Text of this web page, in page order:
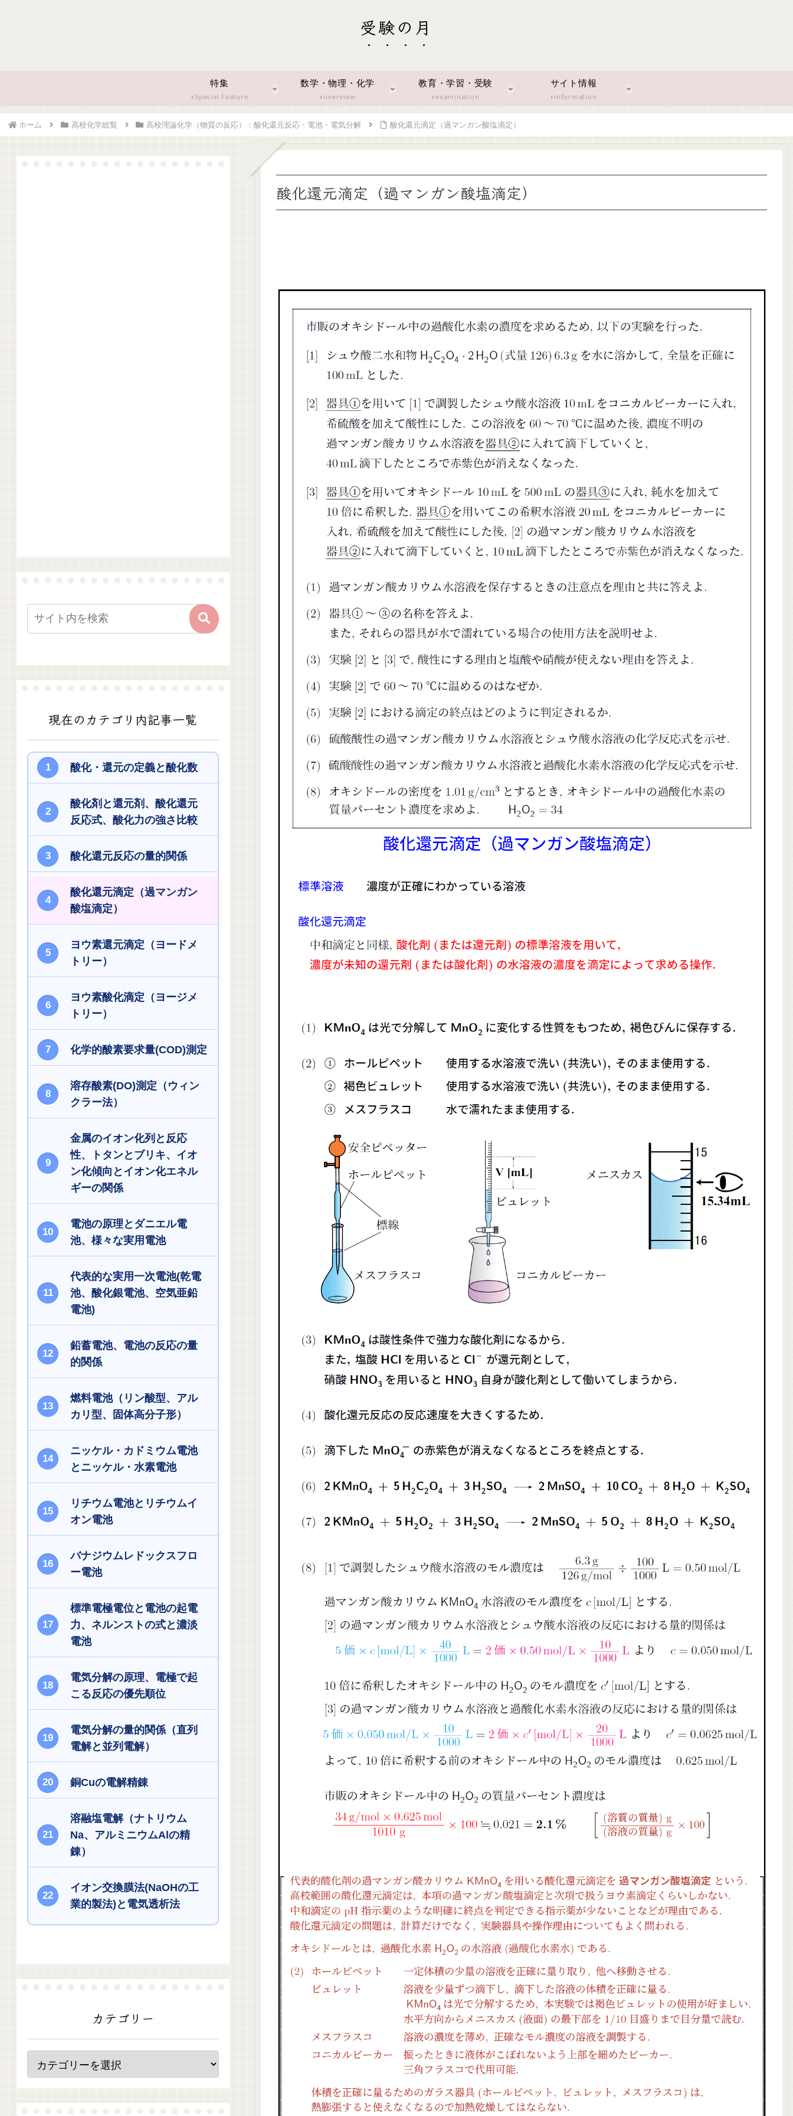
受験の月
特集
Special Feature
数学・物理・化学
overview
教育・学習・受験
examination
サイト情報
information
ホーム 高校化学総覧 高校理論化学（物質の反応）：酸化還元反応・電池・電気分解 酸化還元滴定（過マンガン酸塩滴定）
酸化還元滴定（過マンガン酸塩滴定）
現在のカテゴリ内記事一覧
酸化・還元の定義と酸化数
酸化剤と還元剤、酸化還元
反応式、酸化力の強さ比較
酸化還元反応の量的関係
酸化還元滴定（過マンガン
酸塩滴定）
ヨウ素還元滴定（ヨードメ
トリー）
ヨウ素酸化滴定（ヨージメ
トリー）
化学的酸素要求量(COD)測定
溶存酸素(DO)測定（ウィン
クラー法）
金属のイオン化列と反応
性、トタンとブリキ、イオ
ン化傾向とイオン化エネル
ギーの関係
電池の原理とダニエル電
池、様々な実用電池
代表的な実用一次電池(乾電
池、酸化銀電池、空気亜鉛
電池)
鉛蓄電池、電池の反応の量
的関係
燃料電池（リン酸型、アル
カリ型、固体高分子形）
ニッケル・カドミウム電池
とニッケル・水素電池
リチウム電池とリチウムイ
オン電池
バナジウムレドックスフロ
ー電池
標準電極電位と電池の起電
力、ネルンストの式と濃淡
電池
電気分解の原理、電極で起
こる反応の優先順位
電気分解の量的関係（直列
電解と並列電解）
銅Cuの電解精錬
溶融塩電解（ナトリウム
Na、アルミニウムAlの精
錬）
イオン交換膜法(NaOHの工
業的製法)と電気透析法
カテゴリー